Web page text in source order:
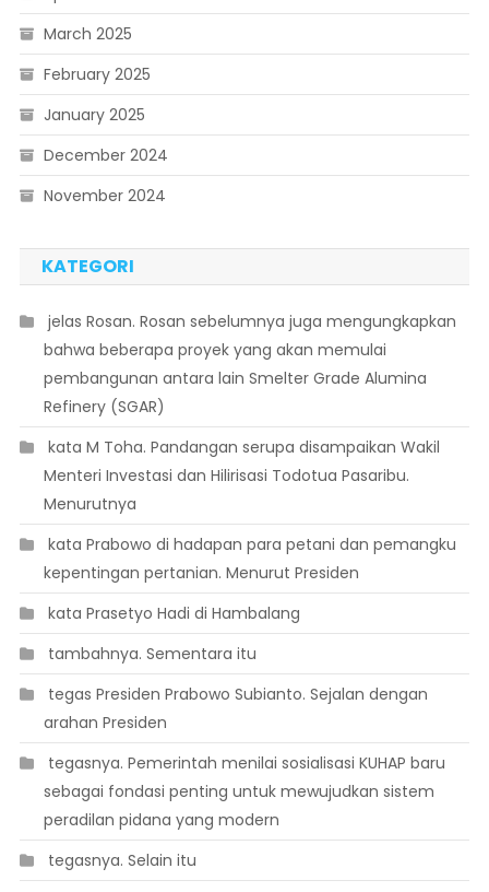
March 2025
February 2025
January 2025
December 2024
November 2024
KATEGORI
 jelas Rosan. Rosan sebelumnya juga mengungkapkan
bahwa beberapa proyek yang akan memulai
pembangunan antara lain Smelter Grade Alumina
Refinery (SGAR)
 kata M Toha. Pandangan serupa disampaikan Wakil
Menteri Investasi dan Hilirisasi Todotua Pasaribu.
Menurutnya
 kata Prabowo di hadapan para petani dan pemangku
kepentingan pertanian. Menurut Presiden
 kata Prasetyo Hadi di Hambalang
 tambahnya. Sementara itu
 tegas Presiden Prabowo Subianto. Sejalan dengan
arahan Presiden
 tegasnya. Pemerintah menilai sosialisasi KUHAP baru
sebagai fondasi penting untuk mewujudkan sistem
peradilan pidana yang modern
 tegasnya. Selain itu